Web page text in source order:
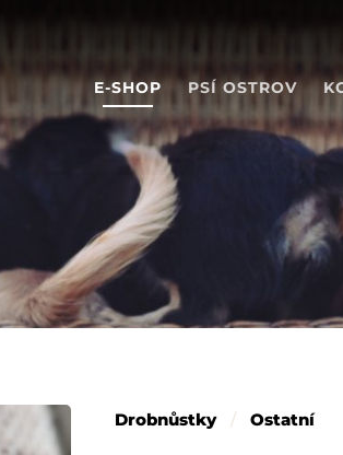
E-SHOP PSÍ OSTROV
Drobnůstky Ostatní